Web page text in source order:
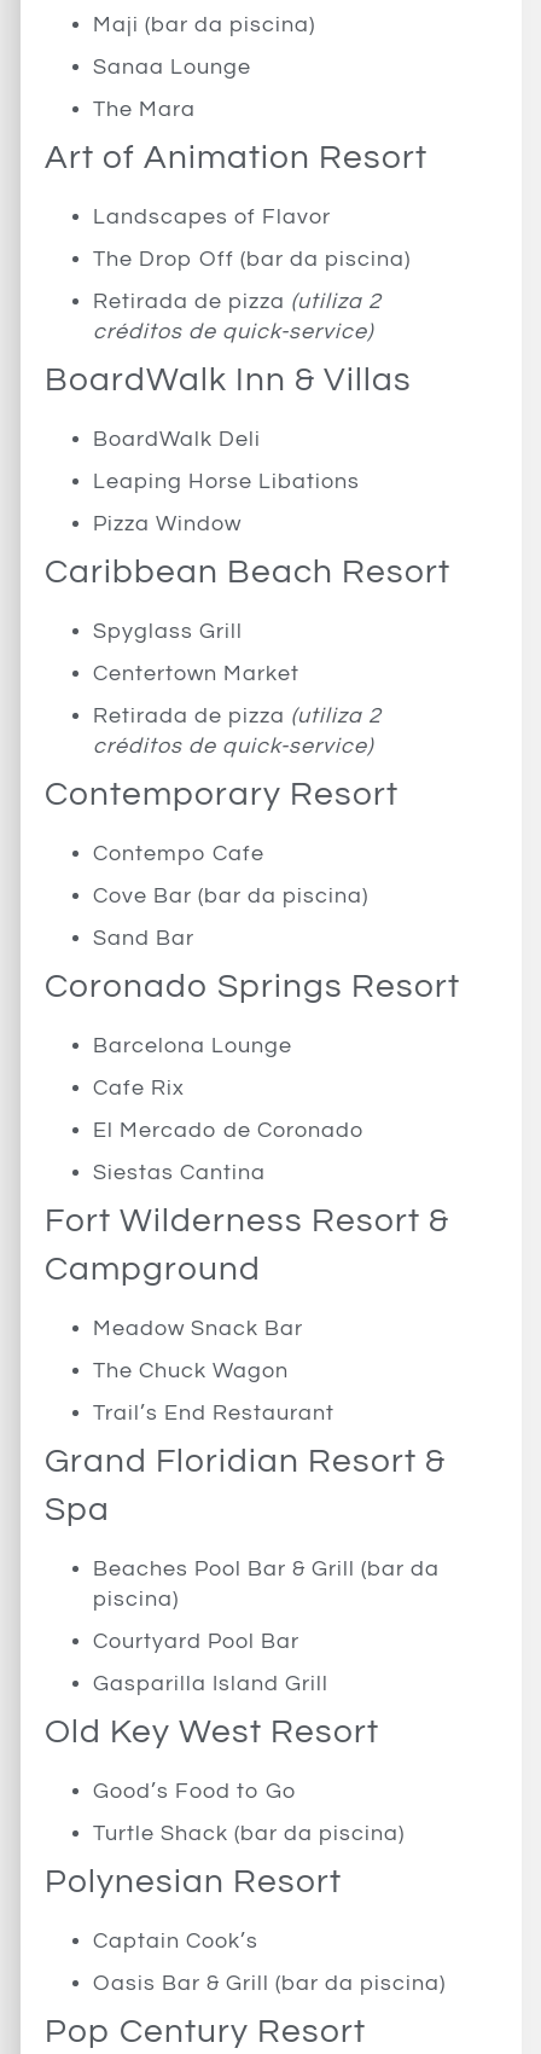
Maji (bar da piscina)
Sanaa Lounge
The Mara
Art of Animation Resort
Landscapes of Flavor
The Drop Off (bar da piscina)
Retirada de pizza (utiliza 2
créditos de quick-service)
BoardWalk Inn & Villas
BoardWalk Deli
Leaping Horse Libations
Pizza Window
Caribbean Beach Resort
Spyglass Grill
Centertown Market
Retirada de pizza (utiliza 2
créditos de quick-service)
Contemporary Resort
Contempo Cafe
Cove Bar (bar da piscina)
Sand Bar
Coronado Springs Resort
Barcelona Lounge
Cafe Rix
El Mercado de Coronado
Siestas Cantina
Fort Wilderness Resort &
Campground
Meadow Snack Bar
The Chuck Wagon
Trail’s End Restaurant
Grand Floridian Resort &
Spa
Beaches Pool Bar & Grill (bar da
piscina)
Courtyard Pool Bar
Gasparilla Island Grill
Old Key West Resort
Good’s Food to Go
Turtle Shack (bar da piscina)
Polynesian Resort
Captain Cook’s
Oasis Bar & Grill (bar da piscina)
Pop Century Resort